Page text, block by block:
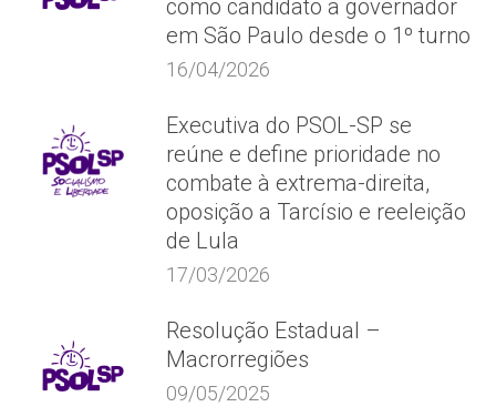
como candidato a governador
em São Paulo desde o 1º turno
16/04/2026
Executiva do PSOL-SP se
reúne e define prioridade no
combate à extrema-direita,
oposição a Tarcísio e reeleição
de Lula
17/03/2026
Resolução Estadual –
Macrorregiões
09/05/2025